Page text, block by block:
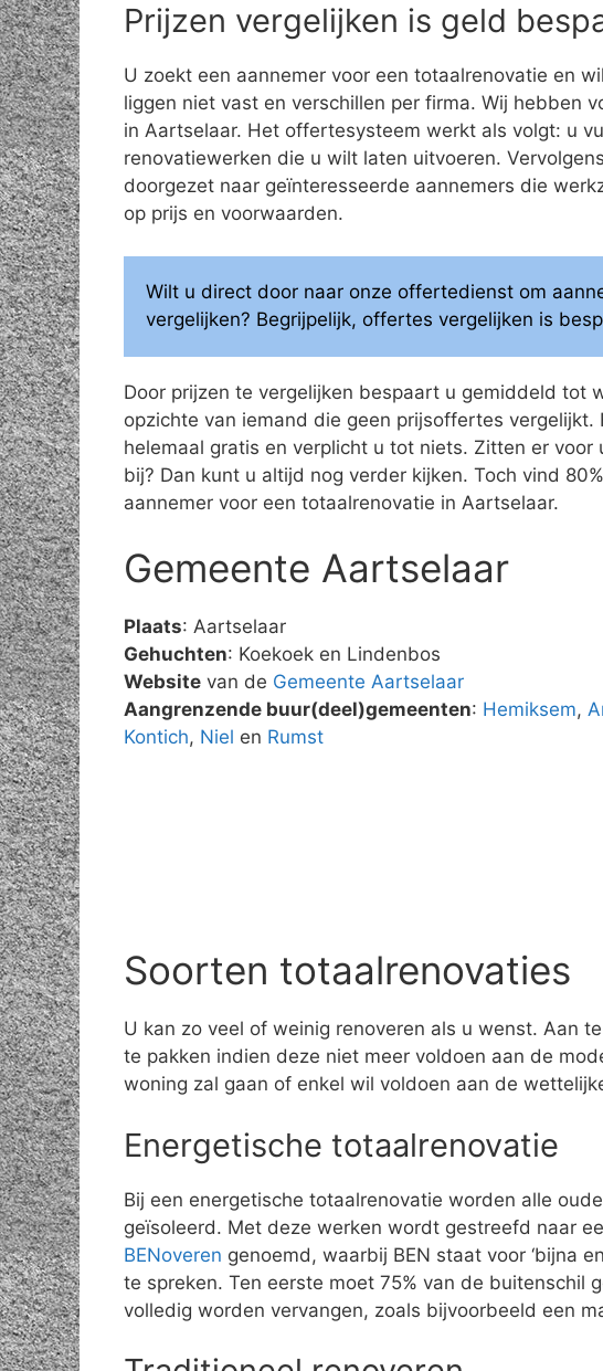
Prijzen vergelijken is geld
U zoekt een aannemer voor een totaalrenovatie en
liggen niet vast en verschillen per firma. Wij hebben
in Aartselaar. Het offertesysteem werkt als volgt: u
renovatiewerken die u wilt laten uitvoeren.
doorgezet naar geïnteresseerde aannemers die
op prijs en voorwaarden.
Wilt u direct door naar onze offertedienst om
vergelijken? Begrijpelijk, offertes vergelijken is
Door prijzen te vergelijken bespaart u gemiddeld tot
opzichte van iemand die geen prijsoffertes
helemaal gratis en verplicht u tot niets. Zitten er
bij? Dan kunt u altijd nog verder kijken. Toch vind
aannemer voor een totaalrenovatie in Aartselaar.
Gemeente Aartselaar
Plaats: Aartselaar
Gehuchten: Koekoek en Lindenbos
Website van de Gemeente Aartselaar
Aangrenzende buur(deel)gemeenten: Hemiksem,
Kontich, Niel en Rumst
Soorten totaalrenovaties
U kan zo veel of weinig renoveren als u wenst. Aan
te pakken indien deze niet meer voldoen aan de
woning zal gaan of enkel wil voldoen aan de
Energetische totaalrenovatie
Bij een energetische totaalrenovatie worden alle
geïsoleerd. Met deze werken wordt gestreefd naar
BENoveren genoemd, waarbij BEN staat voor ‘bijna
te spreken. Ten eerste moet 75% van de buitenschil
volledig worden vervangen, zoals bijvoorbeeld een